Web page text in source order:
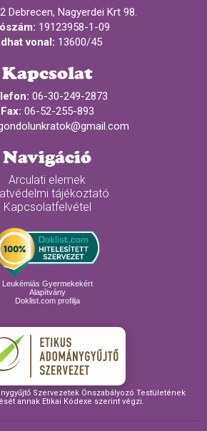
Debrecen, Nagyerdei Krt 98.
19123958-1-09
vonal: 13600/45
Kapcsolat
06-30-249-2873
Fax: 06-52-255-893
Navigáció
Arculati elemek
tájékoztató
Kapcsolatfelvétel
Leukémiás Gyermekekért
Alapítvány
Doklist.com profilja
Szervezetek Önszabályozó Testületének
annak Etikai Kódexe szerint végzi.